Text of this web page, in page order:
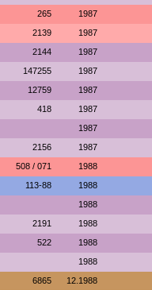
265 1987
2139 1987
2144 1987
147255 1987
12759 1987
418 1987
1987
2156 1987
508 / 071 1988
113-88 1988
1988
2191 1988
522 1988
1988
6865 12.1988